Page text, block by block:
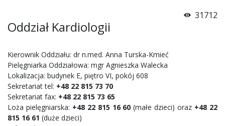
31712
Oddział Kardiologii
Kierownik Oddziału: dr n.med. Anna Turska-Kmieć
Pielęgniarka Oddziałowa: mgr Agnieszka Walecka
Lokalizacja: budynek E, piętro VI, pokój 608
Sekretariat tel: +48 22 815 73 70
Sekretariat fax: +48 22 815 73 65
Loża pielęgniarska: +48 22 815 16 60 (małe dzieci) oraz +48 22
815 16 61 (duże dzieci)